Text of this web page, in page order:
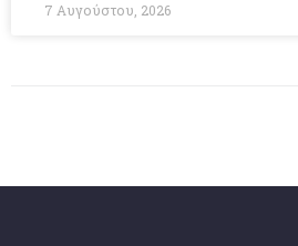
7 Αυγούστου, 2026